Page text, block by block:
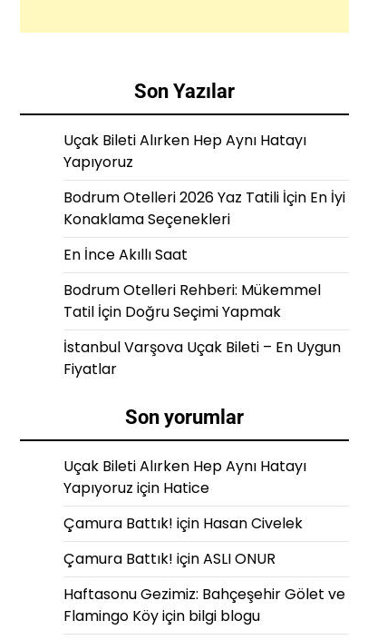
Son Yazılar
Uçak Bileti Alırken Hep Aynı Hatayı
Yapıyoruz
Bodrum Otelleri 2026 Yaz Tatili İçin En İyi
Konaklama Seçenekleri
En İnce Akıllı Saat
Bodrum Otelleri Rehberi: Mükemmel
Tatil İçin Doğru Seçimi Yapmak
İstanbul Varşova Uçak Bileti – En Uygun
Fiyatlar
Son yorumlar
Uçak Bileti Alırken Hep Aynı Hatayı
Yapıyoruz için Hatice
Çamura Battık! için Hasan Civelek
Çamura Battık! içinASLI ONUR
Haftasonu Gezimiz: Bahçeşehir Gölet ve
Flamingo Köyiçin bilgi blogu